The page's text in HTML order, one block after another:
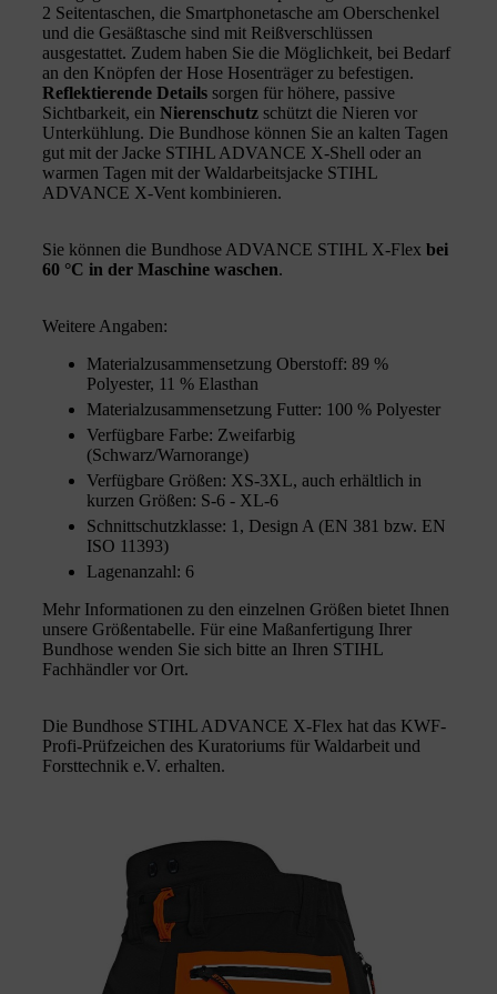
2 Seitentaschen, die Smartphonetasche am Oberschenkel
und die Gesäßtasche sind mit Reißverschlüssen
ausgestattet. Zudem haben Sie die Möglichkeit, bei Bedarf
an den Knöpfen der Hose Hosenträger zu befestigen.
Reflektierende Details sorgen für höhere, passive
Sichtbarkeit, ein Nierenschutz schützt die Nieren vor
Unterkühlung. Die Bundhose können Sie an kalten Tagen
gut mit der Jacke STIHL ADVANCE X-Shell oder an
warmen Tagen mit der Waldarbeitsjacke STIHL
ADVANCE X-Vent kombinieren.
Sie können die Bundhose ADVANCE STIHL X-Flex bei
60 °C in der Maschine waschen.
Weitere Angaben:
Materialzusammensetzung Oberstoff: 89 %
Polyester, 11 % Elasthan
Materialzusammensetzung Futter: 100 % Polyester
Verfügbare Farbe: Zweifarbig
(Schwarz/Warnorange)
Verfügbare Größen: XS­-3XL, auch erhältlich in
kurzen Größen: S-6 - XL-6
Schnittschutzklasse: 1, Design A (EN 381 bzw. EN
ISO 11393)
Lagenanzahl: 6
Mehr Informationen zu den einzelnen Größen bietet Ihnen
unsere Größentabelle. Für eine Maßanfertigung Ihrer
Bundhose wenden Sie sich bitte an Ihren STIHL
Fachhändler vor Ort.
Die Bundhose STIHL ADVANCE X-Flex hat das KWF-
Profi-Prüfzeichen des Kuratoriums für Waldarbeit und
Forsttechnik e.V. erhalten.